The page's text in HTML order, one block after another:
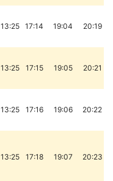
13:25 17:14 19:04 20:19
13:25 17:15 19:05 20:21
13:25 17:16 19:06 20:22
13:25 17:18 19:07 20:23